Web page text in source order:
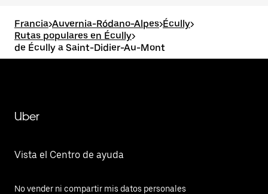
Francia>Auvernia-Ródano-Alpes>Écully>
Rutas populares en Écully>
de Écully a Saint-Didier-Au-Mont
Uber
Vista el Centro de ayuda
No vender ni compartir mis datos personales